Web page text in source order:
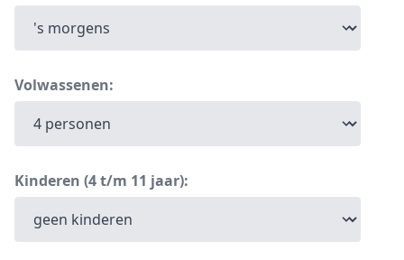
Volwassenen:
Kinderen (4 t/m 11 jaar):